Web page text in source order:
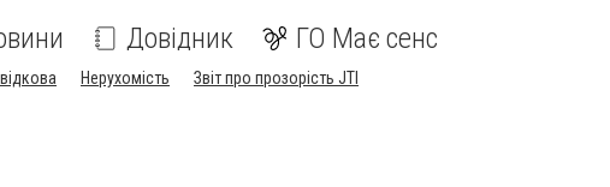
Довідник ГО Має сенс
Нерухомість Звіт про прозорість JTI